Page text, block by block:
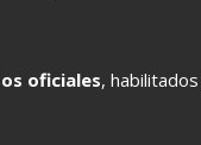
oficiales,